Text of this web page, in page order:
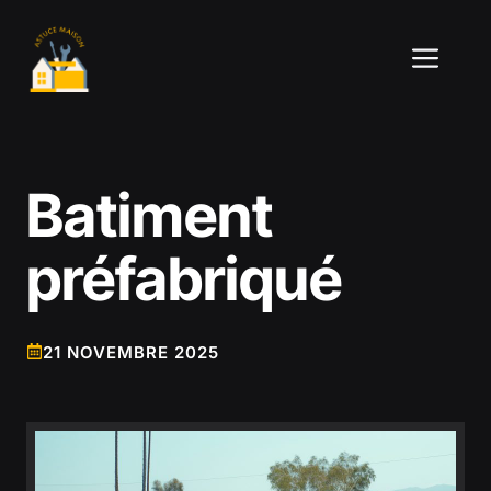
contenu
Batiment
préfabriqué
21 NOVEMBRE 2025